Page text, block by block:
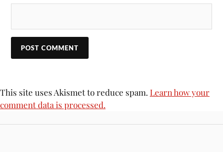
This site uses Akismet to reduce spam. Learn how your
comment data is processed.